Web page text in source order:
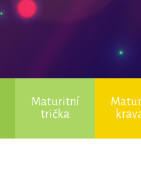
Maturitní
trička